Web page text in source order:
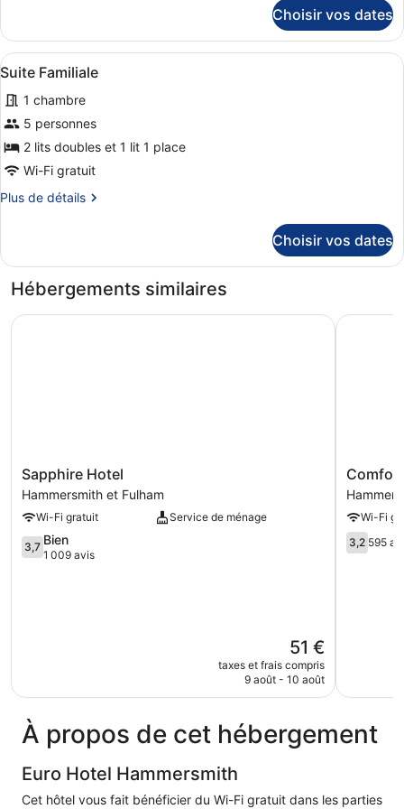
chambre :
Chambre
Simple
le
type
de
Chambre
Simple
Choisir vos dates
Afficher
toutes
les
photos
pour
ce
de
Familiale
Une chambre d’hôtel avec deux
4
Suite Familiale
1 chambre
5 personnes
2 lits doubles et 1 lit 1 place
Wi-Fi gratuit
Plus de détails
Plus
le
de
Suite
Choisir vos dates
Hébergements similaires
Sapphire
Hotel
Hammersmith
et
Fulham
Sapphire Hotel
Hammersmith et Fulham
Wi-Fi gratuit Service de ménage
3.7
sur
3,7 Bien
1 009 avis
Le
nouveau
prix
51 €
taxes et frais compris
9 août - 10 août
Sapphire Hotel
Comfotel
PRPL
et
Fulham
Wi-Fi
3.2
sur
3,2 595
Comfotel
À propos de cet hébergement
Euro Hotel Hammersmith
Cet hôtel vous fait bénéficier du Wi-Fi gratuit dans les parties